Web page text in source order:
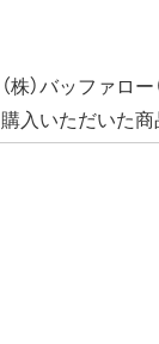
（株）バッファロ
購入いただいた商
びそれに含まれる
ウェア（弊社ダ
弊社は、本